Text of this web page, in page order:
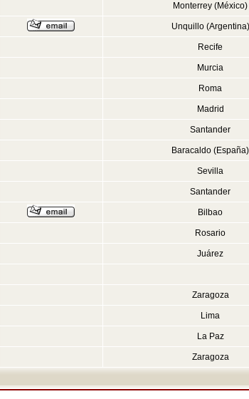
Monterrey (México)
Unquillo (Argentina)
Recife
Murcia
Roma
Madrid
Santander
Baracaldo (España)
Sevilla
Santander
Bilbao
Rosario
Juárez
Zaragoza
Lima
La Paz
Zaragoza